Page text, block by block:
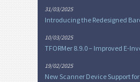
31/03/2025
Introducing the Redesigned
10/03/2025
TFORMer 8.9.0 – Improved E-
19/02/2025
New Scanner Device Support